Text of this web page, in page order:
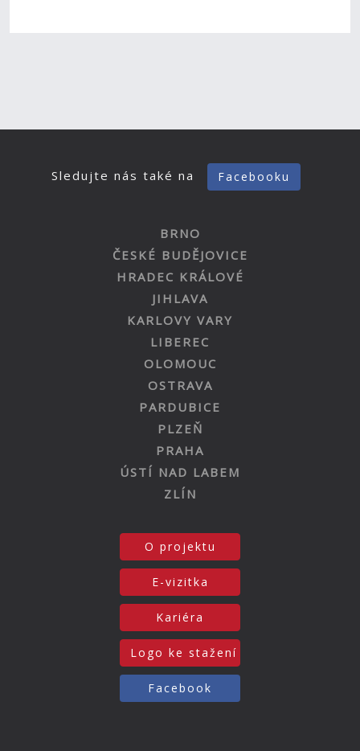
Sledujte nás také na Facebooku
BRNO
ČESKÉ BUDĚJOVICE
HRADEC KRÁLOVÉ
JIHLAVA
KARLOVY VARY
LIBEREC
OLOMOUC
OSTRAVA
PARDUBICE
PLZEŇ
PRAHA
ÚSTÍ NAD LABEM
ZLÍN
O projektu
E-vizitka
Kariéra
Logo ke stažení
Facebook